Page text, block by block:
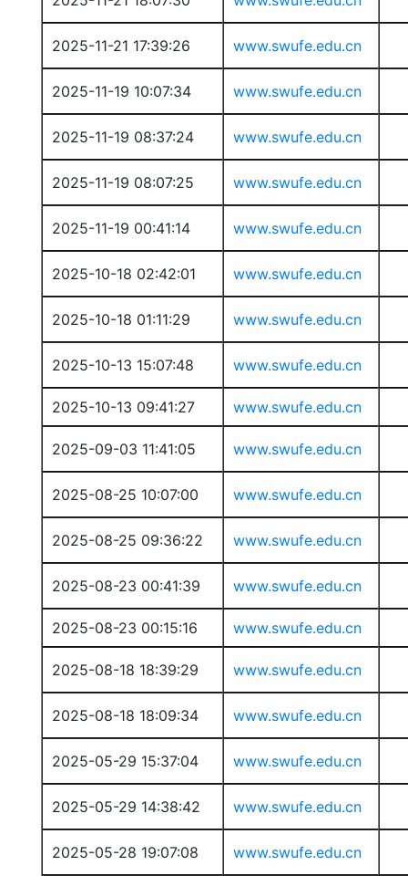
2025-11-21 17:39:26 www.swufe.edu.cn
2025-11-19 10:07:34 www.swufe.edu.cn
2025-11-19 08:37:24 www.swufe.edu.cn
2025-11-19 08:07:25 www.swufe.edu.cn
2025-11-19 00:41:14 www.swufe.edu.cn
2025-10-18 02:42:01 www.swufe.edu.cn
2025-10-18 01:11:29 www.swufe.edu.cn
2025-10-13 15:07:48 www.swufe.edu.cn
2025-10-13 09:41:27 www.swufe.edu.cn
2025-09-03 11:41:05 www.swufe.edu.cn
2025-08-25 10:07:00 www.swufe.edu.cn
2025-08-25 09:36:22 www.swufe.edu.cn
2025-08-23 00:41:39 www.swufe.edu.cn
2025-08-23 00:15:16 www.swufe.edu.cn
2025-08-18 18:39:29 www.swufe.edu.cn
2025-08-18 18:09:34 www.swufe.edu.cn
2025-05-29 15:37:04 www.swufe.edu.cn
2025-05-29 14:38:42 www.swufe.edu.cn
2025-05-28 19:07:08 www.swufe.edu.cn